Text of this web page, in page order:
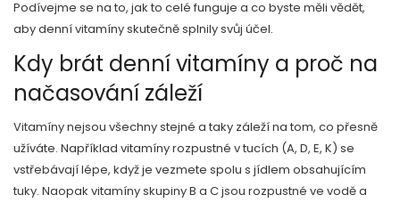
Podívejme se na to, jak to celé funguje a co byste měli vědět,
aby denní vitamíny skutečně splnily svůj účel.
Kdy brát denní vitamíny a proč na
načasování záleží
Vitamíny nejsou všechny stejné a taky záleží na tom, co přesně
užíváte. Například vitamíny rozpustné v tucích (A, D, E, K) se
vstřebávají lépe, když je vezmete spolu s jídlem obsahujícím
tuky. Naopak vitamíny skupiny B a C jsou rozpustné ve vodě a